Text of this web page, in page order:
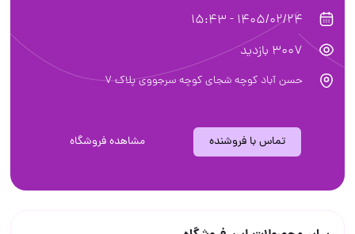
1405/02/24 -
آباد کوچه شجای کوچه سرجووی پلاک 7
تماس با فروشنده مشاهده فروشگاه